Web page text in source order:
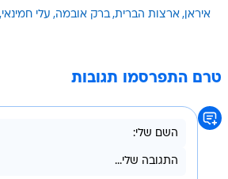
איראן ארצות הברית ברק אובמה עלי חמינאי
טרם התפרסמו תגובות